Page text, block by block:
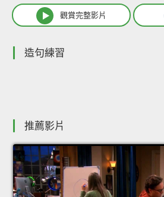
觀賞完整影片
造句練習
推薦影片